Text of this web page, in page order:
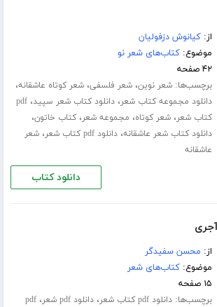
از:کیانوش دزفولیان
موضوع:کتاب‌های شعر نو
۴۲ صفحه
برچسب‌ها:شعر نوین،شعر فلسفی،شعر کوتاه عاشقانه،
دانلود مجموعه کتاب شعر،دانلود کتاب شعر سپید،pdf
کتاب شعر،شعر کوتاه، مجموعه شعر،کتاب خاتون،
دانلود کتاب شعر عاشقانه،دانلود pdf کتاب شعر ،شعر
عاشقانه
دانلود کتاب
از: محسن سفیدگر
موضوع:کتاب‌های شعر
۱۵ صفحه
برچسب‌ها:دانلود pdf کتاب شعر ،دانلود pdf شعر ،pdf